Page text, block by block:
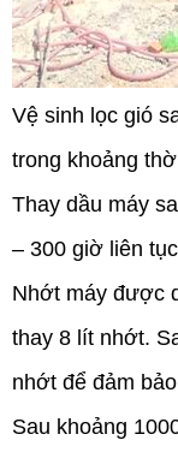
Vệ sinh lọc gió
trong khoảng
Thay dầu máy
– 300 giờ liên
Nhớt máy được
thay 8 lít nhớt.
nhớt để đảm
Sau khoảng